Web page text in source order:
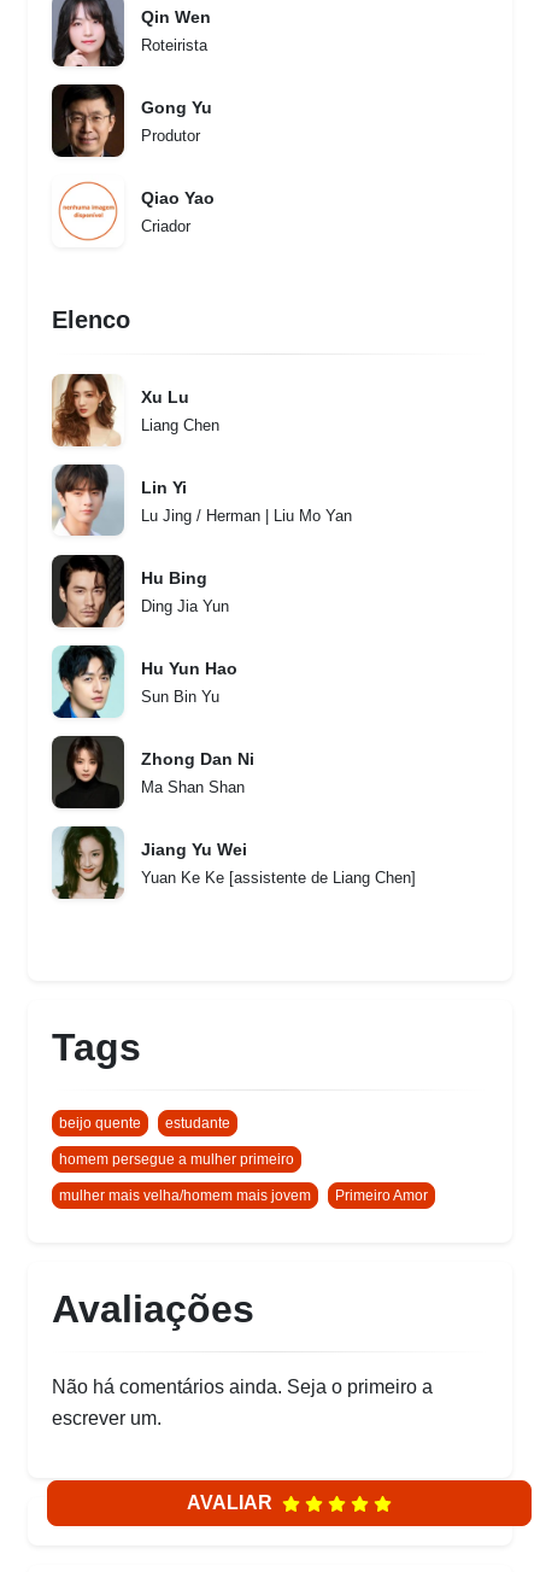
Qin Wen
Roteirista
Gong Yu
Produtor
Qiao Yao
Criador
Elenco
Xu Lu
Liang Chen
Lin Yi
Lu Jing / Herman | Liu Mo Yan
Hu Bing
Ding Jia Yun
Hu Yun Hao
Sun Bin Yu
Zhong Dan Ni
Ma Shan Shan
Jiang Yu Wei
Yuan Ke Ke [assistente de Liang Chen]
Tags
beijo quente estudante
homem persegue a mulher primeiro
mulher mais velha/homem mais jovem Primeiro Amor
Avaliações
Não há comentários ainda. Seja o primeiro a
escrever um.
AVALIAR